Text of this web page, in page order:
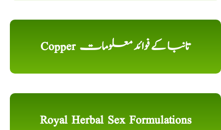
Copper تانبا کے فوائد معلومات
Royal Herbal Sex Formulations